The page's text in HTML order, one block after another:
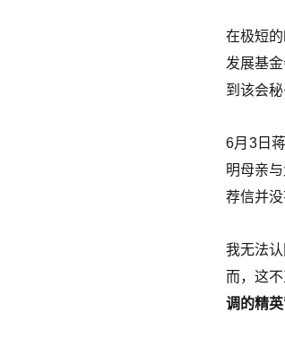
在极短
发展基
到该会
6月3日
明母亲
荐信并
我无法
而，这
调的精